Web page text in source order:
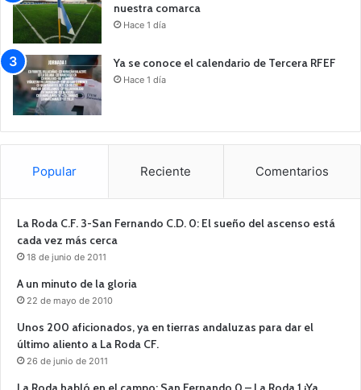
nuestra comarca
Hace 1 día
Ya se conoce el calendario de Tercera RFEF
Hace 1 día
Popular Reciente Comentarios
La Roda C.F. 3-San Fernando C.D. 0: El sueño del ascenso está
cada vez más cerca
18 de junio de 2011
A un minuto de la gloria
22 de mayo de 2010
Unos 200 aficionados, ya en tierras andaluzas para dar el
último aliento a La Roda CF.
26 de junio de 2011